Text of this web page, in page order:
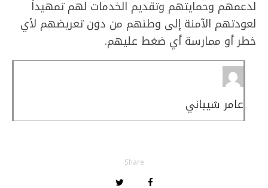
لدعمهم وحمايتهم وتقديم الخدمات لهم تمهيداً
لعودتهم الآمنة إلى وطنهم من دون تعريضهم لأي
خطر أو ممارسة أي ضغط عليهم.
عامر شيباني
Share